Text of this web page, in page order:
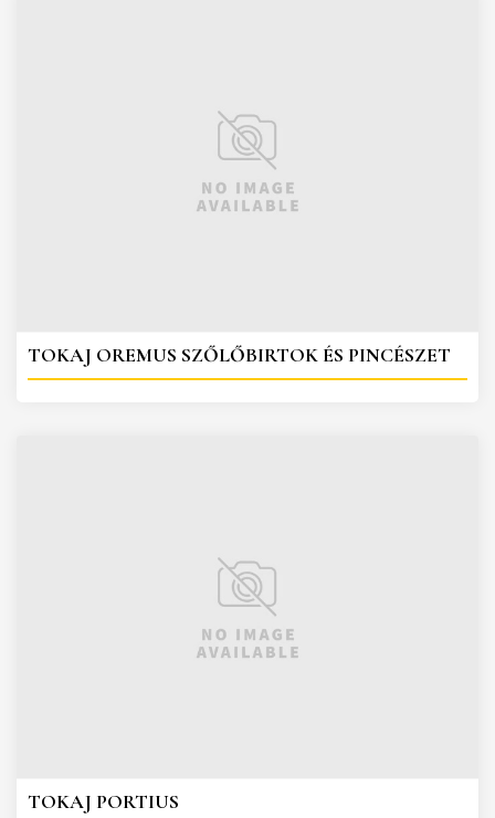
TOKAJ OREMUS SZŐLŐBIRTOK ÉS PINCÉSZET
TOKAJ PORTIUS